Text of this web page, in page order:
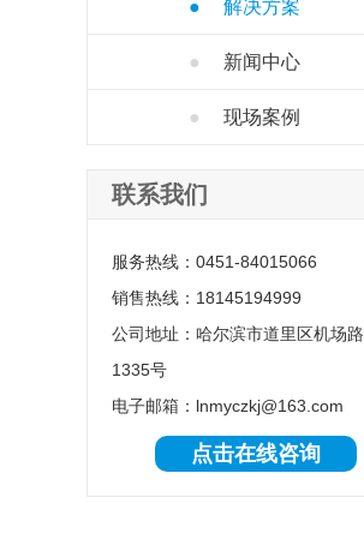
● 解决方案
● 新闻中心
● 现场案例
联系我们
服务热线：0451-84015066
销售热线：18145194999
公司地址：哈尔滨市道里区机场路
1335号
电子邮箱：lnmyczkj@163.com
点击在线咨询